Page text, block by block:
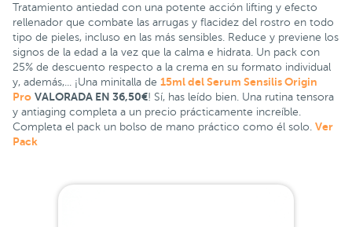
Tratamiento antiedad con una potente acción lifting y efecto
rellenador que combate las arrugas y flacidez del rostro en todo
tipo de pieles, incluso en las más sensibles. Reduce y previene los
signos de la edad a la vez que la calma e hidrata. Un pack con
25% de descuento respecto a la crema en su formato individual
y, además,... ¡Una minitalla de 15ml del Serum Sensilis Origin
Pro VALORADA EN 36,50€! Sí, has leído bien. Una rutina tensora
y antiaging completa a un precio prácticamente increíble.
Completa el pack un bolso de mano práctico como él solo. Ver
Pack